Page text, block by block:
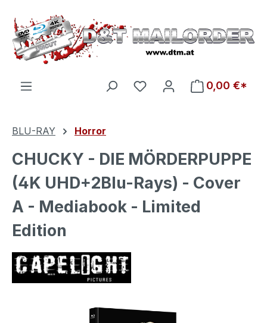
Zum Hauptinhalt springen
Du hast 0 Produkte auf
0,00 €*
BLU-RAY Horror
CHUCKY - DIE MÖRDERPUPPE
(4K UHD+2Blu-Rays) - Cover
A - Mediabook - Limited
Edition
Bildergalerie überspringen